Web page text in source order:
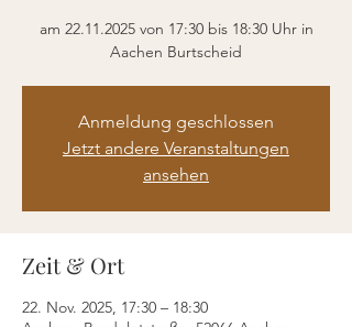
am 22.11.2025 von 17:30 bis 18:30 Uhr in
Aachen Burtscheid
Anmeldung geschlossen
Jetzt andere Veranstaltungen
ansehen
Zeit & Ort
22. Nov. 2025, 17:30 – 18:30